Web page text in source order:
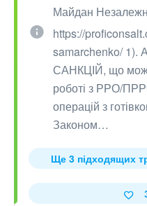
Майдан
https://
samarchenko/
САНКЦІЙ, що
роботі з РРО/
операцій з
Законом…
Ще 3 підходящих